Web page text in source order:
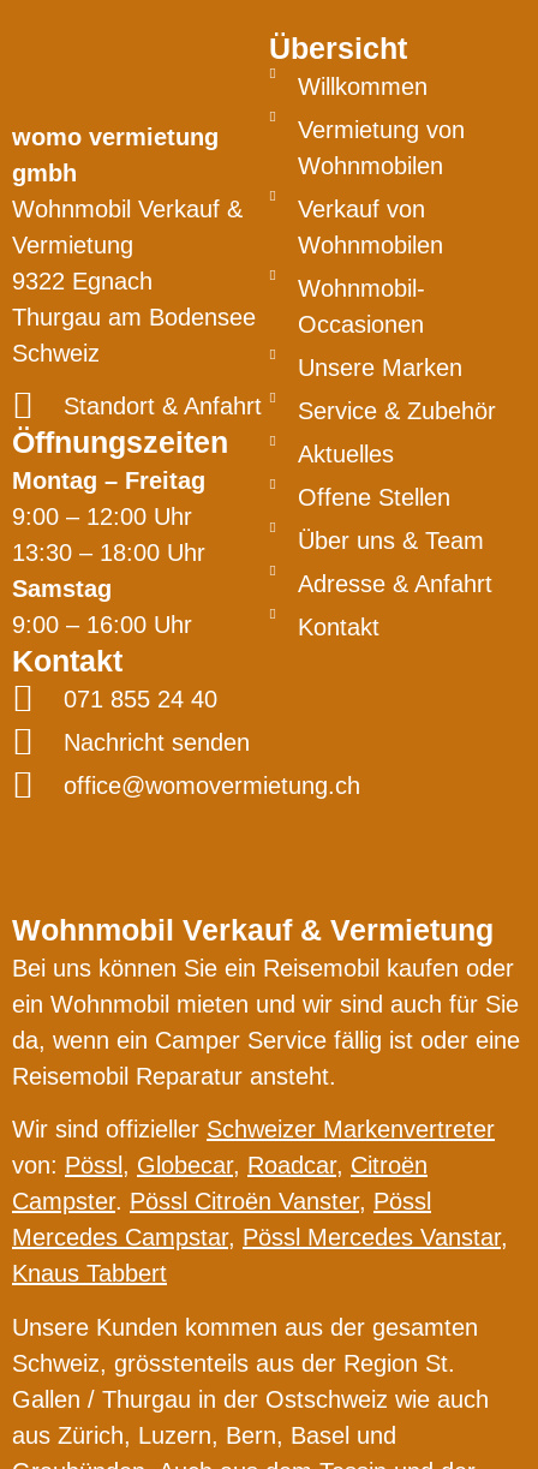
womo vermietung
gmbh
Wohnmobil Verkauf &
Vermietung
9322 Egnach
Thurgau am Bodensee
Schweiz
Standort & Anfahrt
Öffnungszeiten
Montag – Freitag
9:00 – 12:00 Uhr
13:30 – 18:00 Uhr
Samstag
9:00 – 16:00 Uhr
Kontakt
071 855 24 40
Nachricht senden
office@womovermietung.ch
Übersicht
Willkommen
Vermietung von
Wohnmobilen
Verkauf von
Wohnmobilen
Wohnmobil-
Occasionen
Unsere Marken
Service & Zubehör
Aktuelles
Offene Stellen
Über uns & Team
Adresse & Anfahrt
Kontakt
Wohnmobil Verkauf & Vermietung
Bei uns können Sie ein Reisemobil kaufen oder
ein Wohnmobil mieten und wir sind auch für Sie
da, wenn ein Camper Service fällig ist oder eine
Reisemobil Reparatur ansteht.
Wir sind offizieller Schweizer Markenvertreter
von: Pössl , Globecar, Roadcar, Citroën
Campster. Pössl Citroën Vanster, Pössl
Mercedes Campstar, Pössl Mercedes Vanstar,
Knaus Tabbert
Unsere Kunden kommen aus der gesamten
Schweiz, grösstenteils aus der Region St.
Gallen / Thurgau in der Ostschweiz wie auch
aus Zürich, Luzern, Bern, Basel und